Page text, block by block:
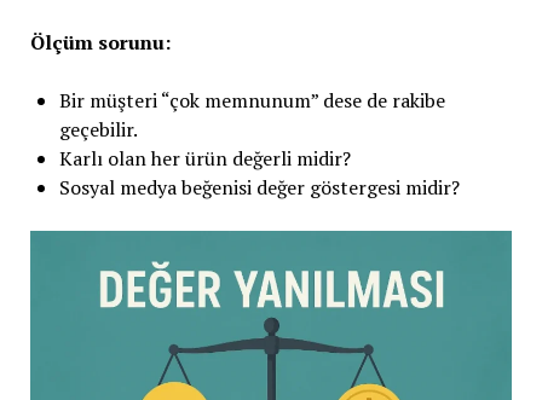
Ölçüm sorunu:
Bir müşteri “çok memnunum” dese de rakibe
geçebilir.
Karlı olan her ürün değerli midir?
Sosyal medya beğenisi değer göstergesi midir?